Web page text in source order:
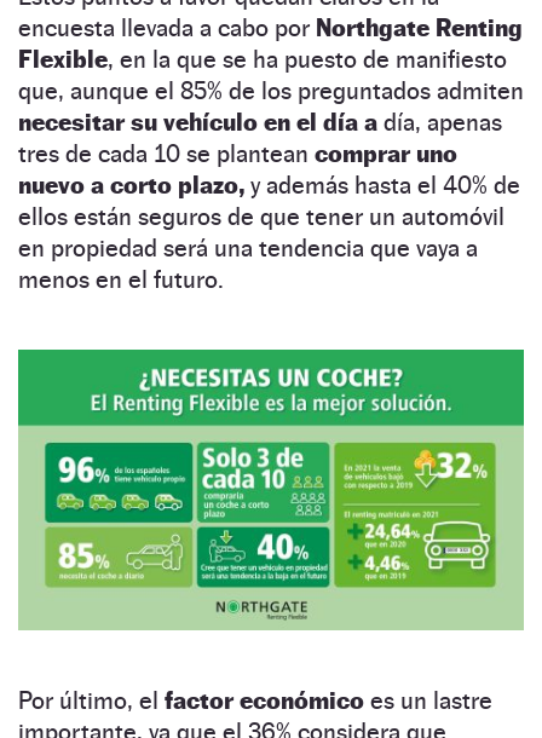
encuesta llevada a cabo por Northgate Renting
Flexible, en la que se ha puesto de manifiesto
que, aunque el 85% de los preguntados admiten
necesitar su vehículo en el día a día, apenas
tres de cada 10 se plantean comprar uno
nuevo a corto plazo, y además hasta el 40% de
ellos están seguros de que tener un automóvil
en propiedad será una tendencia que vaya a
menos en el futuro.
Por último, el factor económico es un lastre
importante, ya que el 36% considera que